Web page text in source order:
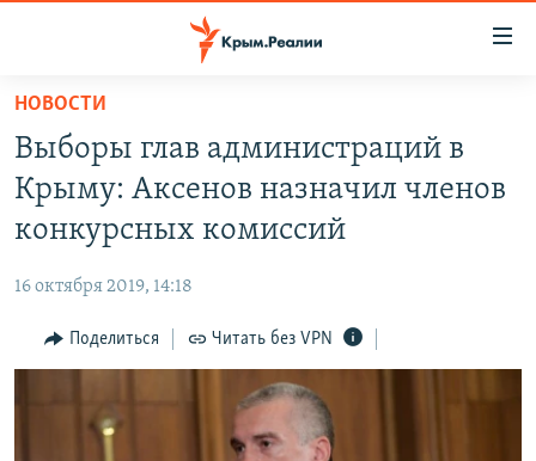
Вернуться
основному
содержанию
Вернутся
главной
навигации
Вернутся
НОВОСТИ
СПЕЦПРОЕКТЫ
11 ЛЕТ ОККУПАЦИИ КРЫМА. 11 ИСТОРИЙ СОПРОТИВЛЕНИЯ
ВОДА
ЕЩЕ
ИНТЕРАКТИВ
ТЕЛЕПРОЕКТ КРЫМ.РЕАЛИИ
РАДІО СВОБОДА
КАК ОБОЙТИ БЛОКИРОВКУ
Українською
НОВОСТИ
Выборы глав администраций в
Крыму: Аксенов назначил членов
конкурсных комиссий
16 октября 2019, 14:18
Поделиться Читать без VPN